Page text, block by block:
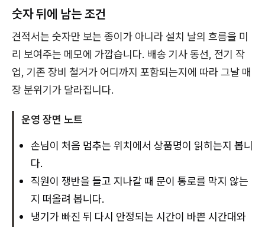
숫자 뒤에 남는 조건
견적서는 숫자만 보는 종이가 아니라 설치 날의 흐름을 미
리 보여주는 메모에 가깝습니다. 배송 기사 동선, 전기 작
업, 기존 장비 철거가 어디까지 포함되는지에 따라 그날 매
장 분위기가 달라집니다.
운영 장면 노트
손님이 처음 멈추는 위치에서 상품명이 읽히는지 봅니
다.
직원이 쟁반을 들고 지나갈 때 문이 통로를 막지 않는
지 떠올려 봅니다.
냉기가 빠진 뒤 다시 안정되는 시간이 바쁜 시간대와